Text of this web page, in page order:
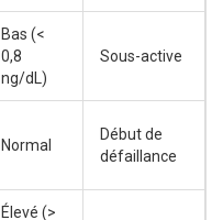
Bas (<
0,8
ng/dL)
Sous-active
Normal
Début de
défaillance
Élevé (>